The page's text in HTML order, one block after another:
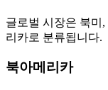
글로벌 시장은 북미
리카로 분류됩니다.
북아메리카